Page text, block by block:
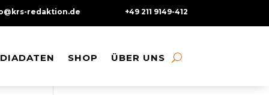
redaktion.de +49 211 9149-412
SHOP ÜBER UNS
SHOP ÜBER UNS